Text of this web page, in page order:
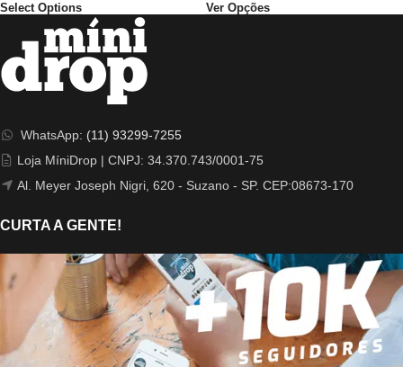
Select Options Ver Opções
WhatsApp: (11) 93299-7255
Loja MíniDrop | CNPJ: 34.370.743/0001-75
Al. Meyer Joseph Nigri, 620 - Suzano - SP. CEP:08673-170
CURTA A GENTE!